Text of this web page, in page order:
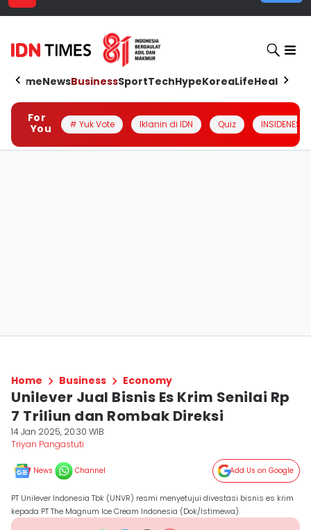
HomeNewsBusinessSportTechHypeKoreaLifeHealth
For
You
# Yuk Vote Iklanin di IDN Quiz INSIDENESIA
Home Business Economy
Unilever Jual Bisnis Es Krim Senilai Rp
7 Triliun dan Rombak Direksi
14 Jan 2025, 20:30 WIB
Triyan Pangastuti
News Channel Add Us on Google
PT Unilever Indonesia Tbk (UNVR) resmi menyetujui divestasi bisnis es krim
kepada PT The Magnum Ice Cream Indonesia (Dok/Istimewa).